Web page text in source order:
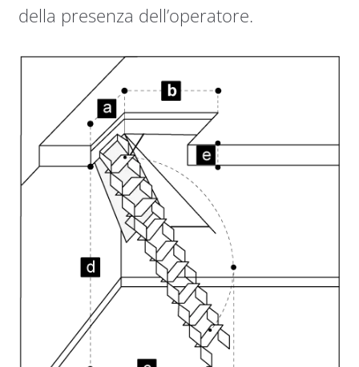
della presenza dell’operatore.